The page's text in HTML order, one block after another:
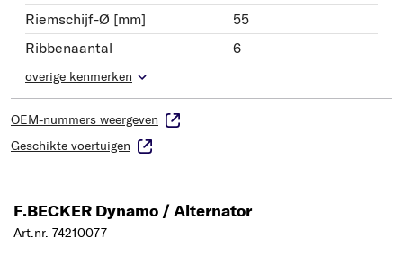
Riemschijf-Ø [mm]
55
Ribbenaantal
6
overige kenmerken
OEM-nummers weergeven
Geschikte voertuigen
F.BECKER Dynamo / Alternator
Art.nr. 74210077